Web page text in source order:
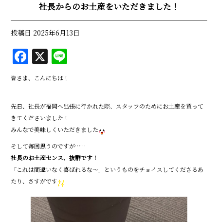
社長からのお土産をいただきました！
投稿日 2025年6月13日
F
a
c
e
b
o
o
k
X
皆さま、こんにちは！
先日、社長が福岡へ出張に行かれた際、スタッフのためにお土産を買って
きてくださいました！
みんなで美味しくいただきました
そして毎回思うのですが……
社長のお土産センス、抜群です！
「これは間違いなく喜ばれるな〜」というものをチョイスしてくださるあ
たり、さすがです